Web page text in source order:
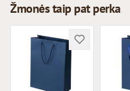
Žmonės taip pat perka